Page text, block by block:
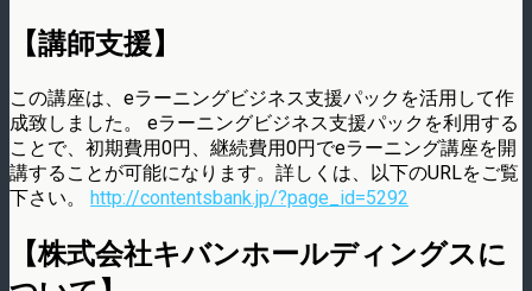
【講師支援】
この講座は、eラーニングビジネス支援パックを活用して作
成致しました。 eラーニングビジネス支援パックを利用する
ことで、初期費用0円、継続費用0円でeラーニング講座を開
講することが可能になります。詳しくは、以下のURLをご覧
下さい。 http://contentsbank.jp/?page_id=5292
【株式会社キバンホールディングスに